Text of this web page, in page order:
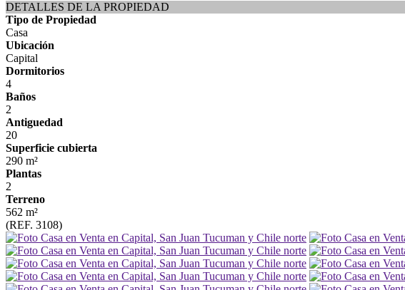
DETALLES DE LA PROPIEDAD
Tipo de Propiedad
Casa
Ubicación
Capital
Dormitorios
4
Baños
2
Antiguedad
20
Superficie cubierta
290 m²
Plantas
2
Terreno
562 m²
(REF. 3108)